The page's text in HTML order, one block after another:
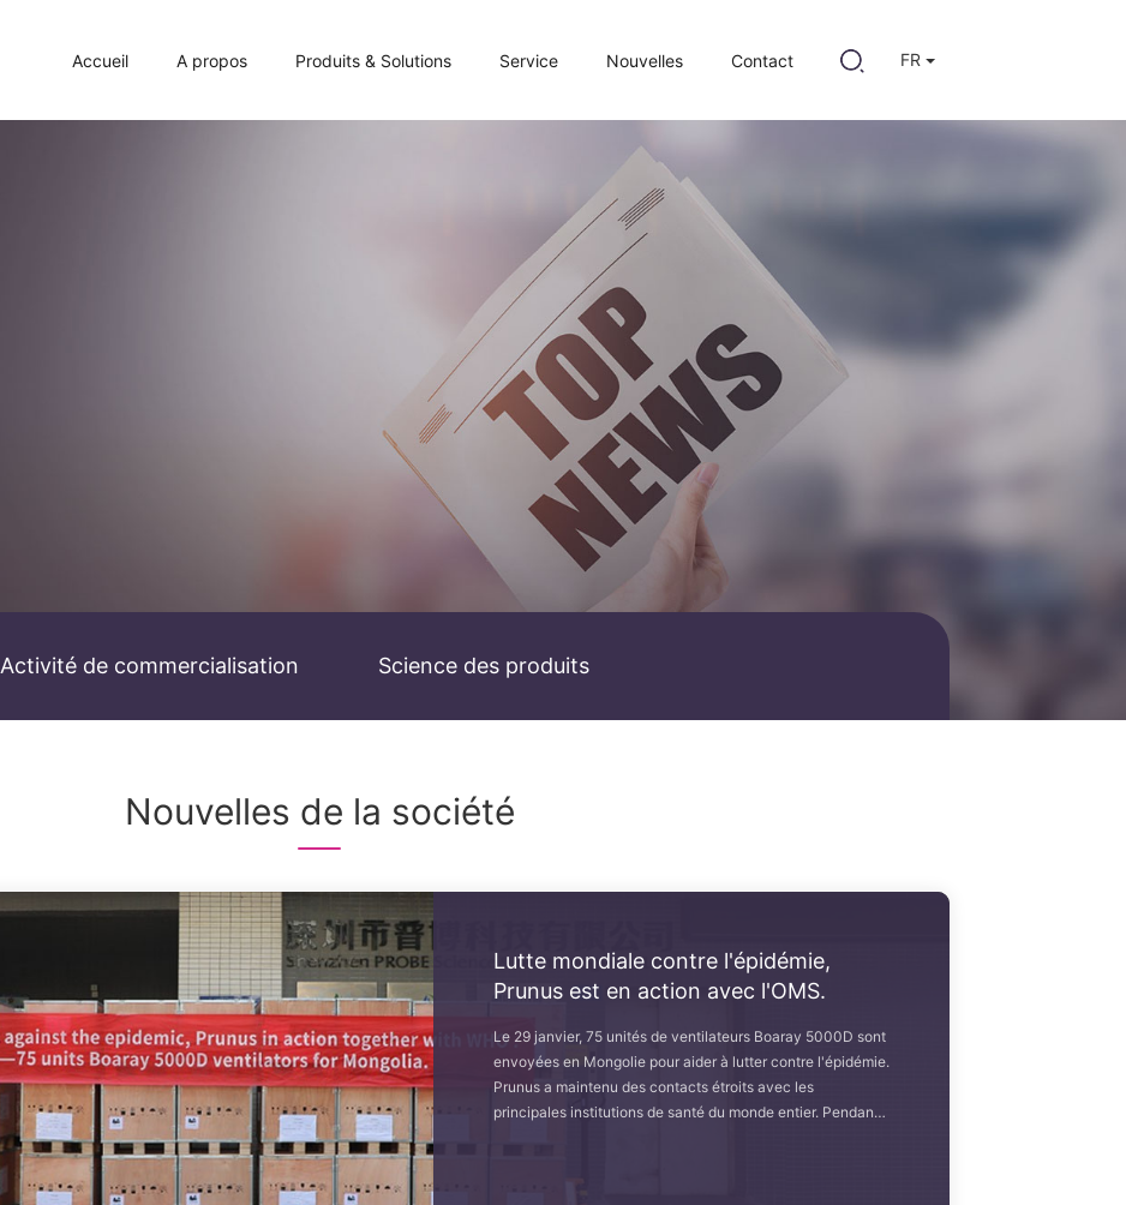
Accueil A propos Produits & Solutions Service Nouvelles Contact FR
Activité de commercialisation Science des produits
Nouvelles de la société
Lutte mondiale contre l'épidémie,
Prunus est en action avec l'OMS.
Le 29 janvier, 75 unités de ventilateurs Boaray 5000D sont
envoyées en Mongolie pour aider à lutter contre l'épidémie.
Prunus a maintenu des contacts étroits avec les
principales institutions de santé du monde entier. Pendant